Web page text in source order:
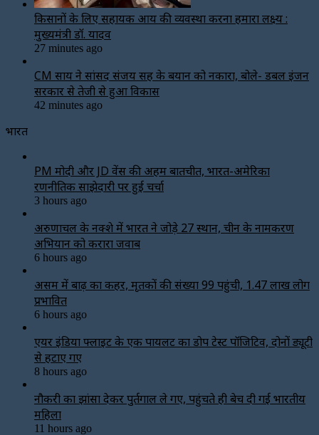
किसानों के लिए सहायक आय की व्यवस्था करना हमारा लक्ष्य :
मुख्यमंत्री डॉ. यादव
27 minutes ago
CM साय ने सांसद संजय सिंह के बयान को नकारा, बोले- डबल इंजन
सरकार से तेजी से हुआ विकास
42 minutes ago
भारत
PM मोदी और JD वेंस की अहम बातचीत, भारत-अमेरिका
रणनीतिक साझेदारी पर हुई चर्चा
3 hours ago
अरुणाचल के नक्शे में भारत ने जोड़े 27 स्थान, चीन के नामकरण
अभियान को करारा जवाब
6 hours ago
असम में बाढ़ का कहर, मृतकों की संख्या 99 पहुंची, 1.47 लाख लोग
प्रभावित
6 hours ago
एयर इंडिया फ्लाइट के एक पायलट का डोप टेस्ट पॉजिटिव, दोनों ड्यूटी
से हटाए गए
8 hours ago
नौकरी का झांसा देकर पुर्तगाल ले गए, पहुंचते ही बेच दी गई भारतीय
महिला
11 hours ago